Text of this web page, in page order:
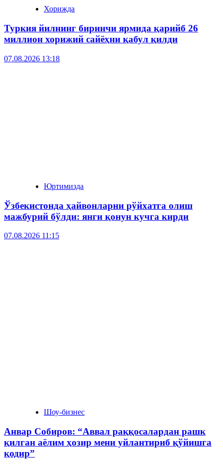
Хорижда
Туркия йилнинг биринчи ярмида қарийб 26
миллион хорижий сайёҳни қабул қилди
07.08.2026 13:18
Юртимизда
Ўзбекистонда ҳайвонларни рўйхатга олиш
мажбурий бўлди: янги қонун кучга кирди
07.08.2026 11:15
Шоу-бизнес
Анвар Собиров: “Аввал раққосалардан рашк
қилган аёлим ҳозир мени уйлантириб қўйишга
қодир”